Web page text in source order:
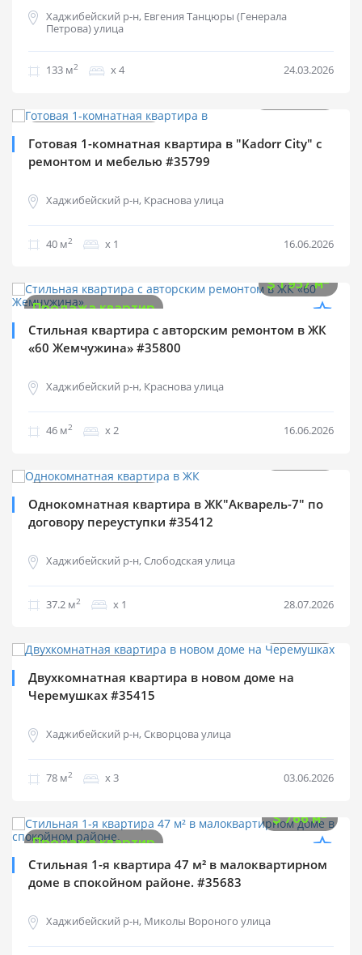
Хаджибейский р-н, Евгения Танцюры (Генерала
Петрова) улица
133 м2 х 4 24.03.2026
Готовая 1-комнатная квартира в "Kadorr City" с
ремонтом и мебелью #35799
Хаджибейский р-н, Краснова улица
40 м2 х 1 16.06.2026
$1 957 м2
Продажа квартир
Стильная квартира с авторским ремонтом в ЖК
«60 Жемчужина» #35800
Хаджибейский р-н, Краснова улица
46 м2 х 2 16.06.2026
Однокомнатная квартира в ЖК"Акварель-7" по
договору переуступки #35412
Хаджибейский р-н, Слободская улица
37.2 м2 х 1 28.07.2026
Двухкомнатная квартира в новом доме на
Черемушках #35415
Хаджибейский р-н, Скворцова улица
78 м2 х 3 03.06.2026
$766 м2
Продажа квартир
Стильная 1-я квартира 47 м² в малоквартирном
доме в спокойном районе. #35683
Хаджибейский р-н, Миколы Вороного улица